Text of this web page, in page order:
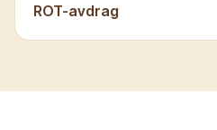
ROT-avdrag